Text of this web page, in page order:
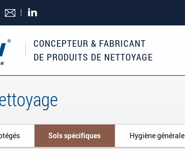
CONCEPTEUR & FABRICANT
DE PRODUITS DE NETTOYAGE
Sols spécifiques Hygiène générale